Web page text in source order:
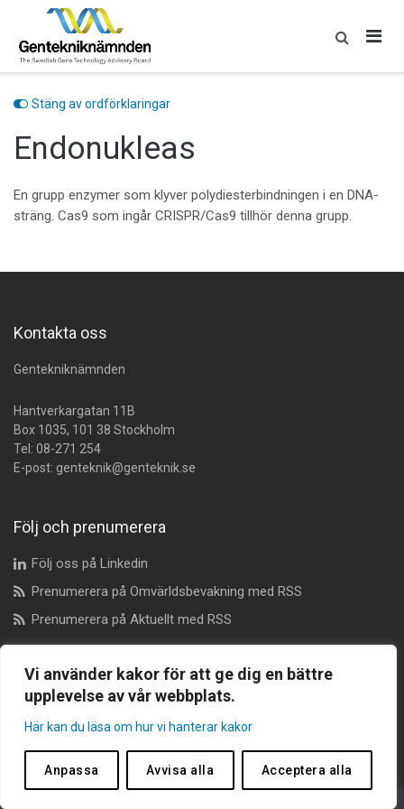
Vi använder kakor för att ge dig en bättre
upplevelse av vår webbplats.
Här kan du läsa om hur vi hanterar kakor
Anpassa Avvisa alla Acceptera alla
content
Stäng av ordförklaringar
Endonukleas
En grupp enzymer som klyver polydiesterbindningen i en DNA-
sträng. Cas9 som ingår CRISPR/Cas9 tillhör denna grupp.
Kontakta oss
Gentekniknämnden
Hantverkargatan 11B
Box 1035, 101 38 Stockholm
Tel: 08-271 254
E-post: genteknik@genteknik.se
Följ och prenumerera
Följ oss på Linkedin
Prenumerera på Omvärldsbevakning med RSS
Prenumerera på Aktuellt med RSS
Dataskyddsombud
dataskyddsombudet@genteknik.se